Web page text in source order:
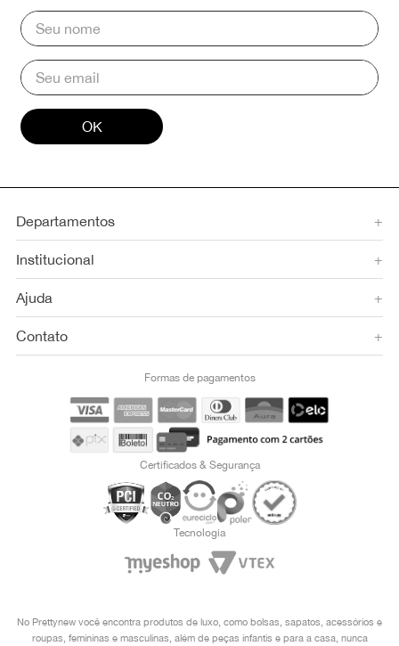
OK
Departamentos +
Institucional +
Ajuda +
Contato +
Formas de pagamentos
Certificados & Segurança
Tecnologia
No Prettynew você encontra produtos de luxo, como bolsas, sapatos, acessórios e
roupas, femininas e masculinas, além de peças infantis e para a casa, nunca